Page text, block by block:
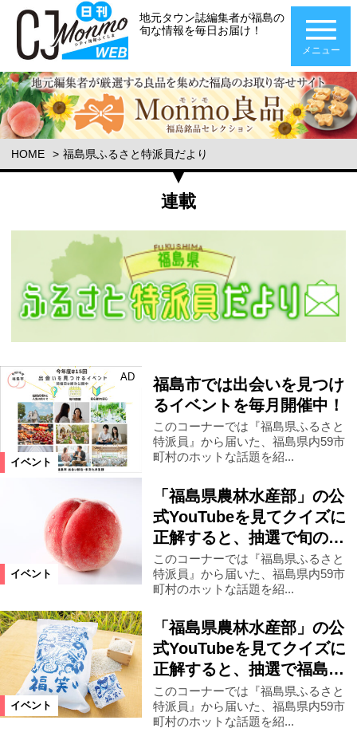
地元タウン誌編集者が福島の
旬な情報を毎日お届け！
メニュー
HOME 福島県ふるさと特派員だより
連載
イベント
AD
福島市では出会いを見つけ
るイベントを毎月開催中！
このコーナーでは『福島県ふるさと
特派員』から届いた、福島県内59市
町村のホットな話題を紹...
イベント
「福島県農林水産部」の公
式YouTubeを見てクイズに
正解すると、抽選で旬の…
このコーナーでは『福島県ふるさと
特派員』から届いた、福島県内59市
町村のホットな話題を紹...
イベント
「福島県農林水産部」の公
式YouTubeを見てクイズに
正解すると、抽選で福島…
このコーナーでは『福島県ふるさと
特派員』から届いた、福島県内59市
町村のホットな話題を紹...